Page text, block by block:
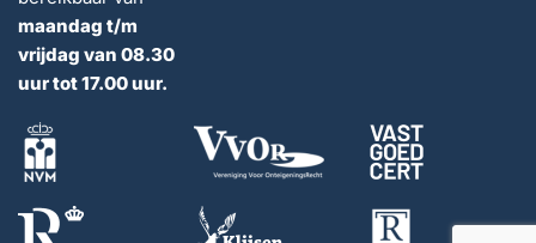
maandag t/m
vrijdag van 08.30
uur tot 17.00 uur.